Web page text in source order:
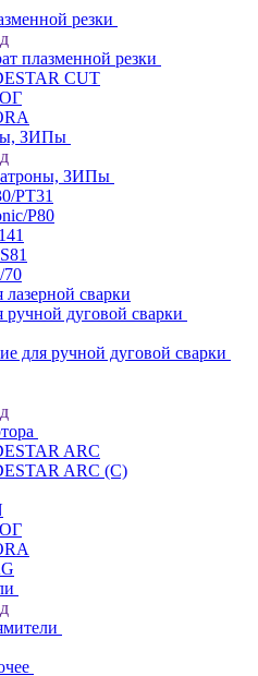
резки
плазменной резки
CUT
ЗИПы
ЗИПы
PT31
P80
сварки
ручной дуговой сварки
для ручной дуговой сварки
ARC
ARC (С)